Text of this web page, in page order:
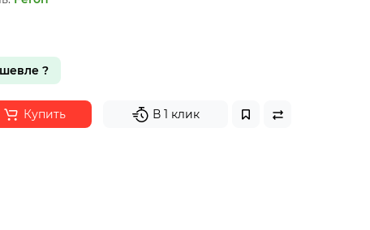
?
Купить В 1 клик